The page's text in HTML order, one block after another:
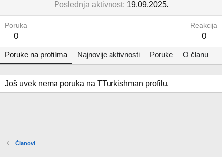
Poslednja aktivnost 19.09.2025.
Poruka
0
Reakcija
0
Poruke na profilima Najnovije aktivnosti Poruke O članu
Još uvek nema poruka na TTurkishman profilu.
Članovi